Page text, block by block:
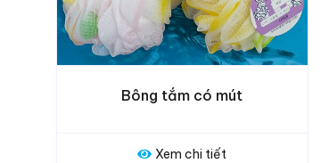
Bông tắm thường
Xem chi tiết